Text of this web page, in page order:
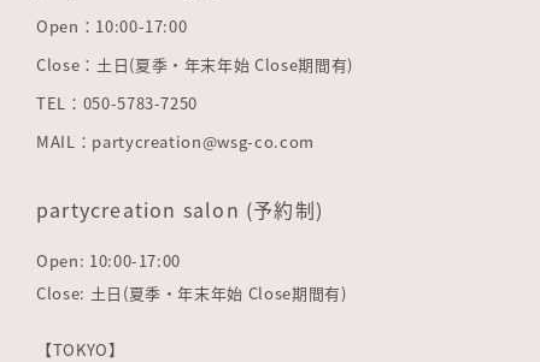
Open：10:00-17:00
Close：土日(夏季・年末年始 Close期間有)
TEL：050-5783-7250
MAIL：partycreation@wsg-co.com
partycreation salon (予約制)
Open: 10:00-17:00
Close: 土日(夏季・年末年始 Close期間有)
【TOKYO】